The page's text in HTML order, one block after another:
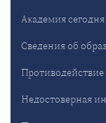
Академия сегодня
Сведения об
Недостоверная